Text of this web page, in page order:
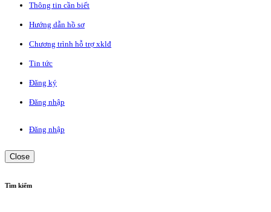
Thông tin cần biết
Hướng dẫn hồ sơ
Chương trình hỗ trợ xklđ
Tin tức
Đăng ký
Đăng nhập
Đăng nhập
Close
Tìm kiếm